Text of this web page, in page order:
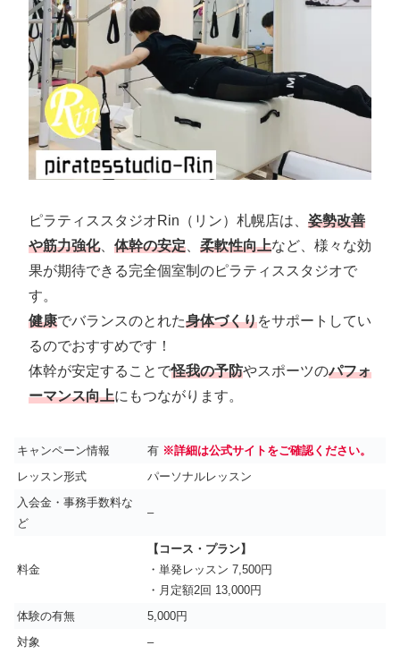
ピラティススタジオRin（リン）札幌店は、 姿勢改善
や筋力強化、 体幹の安定 柔軟性向上など、様々な効
果が期待できる完全個室制のピラティススタジオで
す。
健康でバランスのとれた身体づくりをサポートしてい
るのでおすすめです！
体幹が安定することで怪我の予防やスポーツのパフォ
ーマンス向上にもつながります。
キャンペーン情報 有 ※詳細は公式サイトをご確認ください。
レッスン形式
パーソナルレッスン
入会金・事務手数料な
ど
–
料金
【コース・プラン】
・単発レッスン 7,500円
・月定額2回 13,000円
体験の有無
5,000円
対象
–